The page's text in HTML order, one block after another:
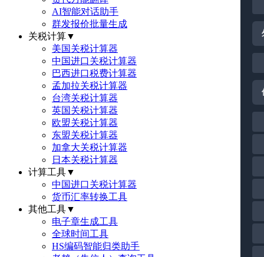
AI智能对话助手
群发报价批量生成
关税计算▼
美国关税计算器
中国进口关税计算器
巴西进口税费计算器
孟加拉关税计算器
台湾关税计算器
英国关税计算器
欧盟关税计算器
东盟关税计算器
加拿大关税计算器
日本关税计算器
计算工具▼
中国进口关税计算器
货币汇率转换工具
其他工具▼
电子章生成工具
全球时间工具
HS编码智能归类助手